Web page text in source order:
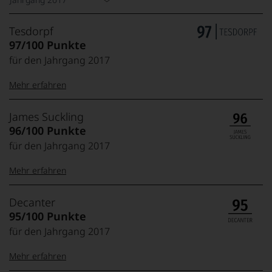
Tesdorpf
97/100 Punkte
für den Jahrgang 2017
99–100 Punkte:
95–98 Punkte:
85–89 Punkte:
Tesdorpf
Der
Name
Tesdorpf
für
»Fine
Wine«,
für
die
edlen
der
Welt,
Mehr erfahren
James Suckling
96/100 Punkte
für den Jahrgang 2017
100-95 Punkte:
90 Punkte und
James
Suckling
Der
Amerikaner
Suckling,
Mehr erfahren
Decanter
95/100 Punkte
für den Jahrgang 2017
Mehr erfahren